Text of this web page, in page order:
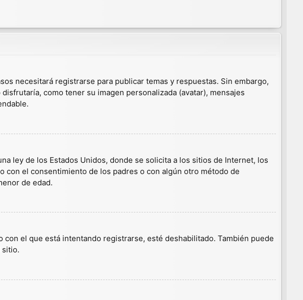
necesitará registrarse para publicar temas y respuestas. Sin embargo,
como tener su imagen personalizada (avatar), mensajes
ley de los Estados Unidos, donde se solicita a los sitios de Internet, los
el consentimiento de los padres o con algún otro método de
de edad.
el que está intentando registrarse, esté deshabilitado. También puede
sitio.